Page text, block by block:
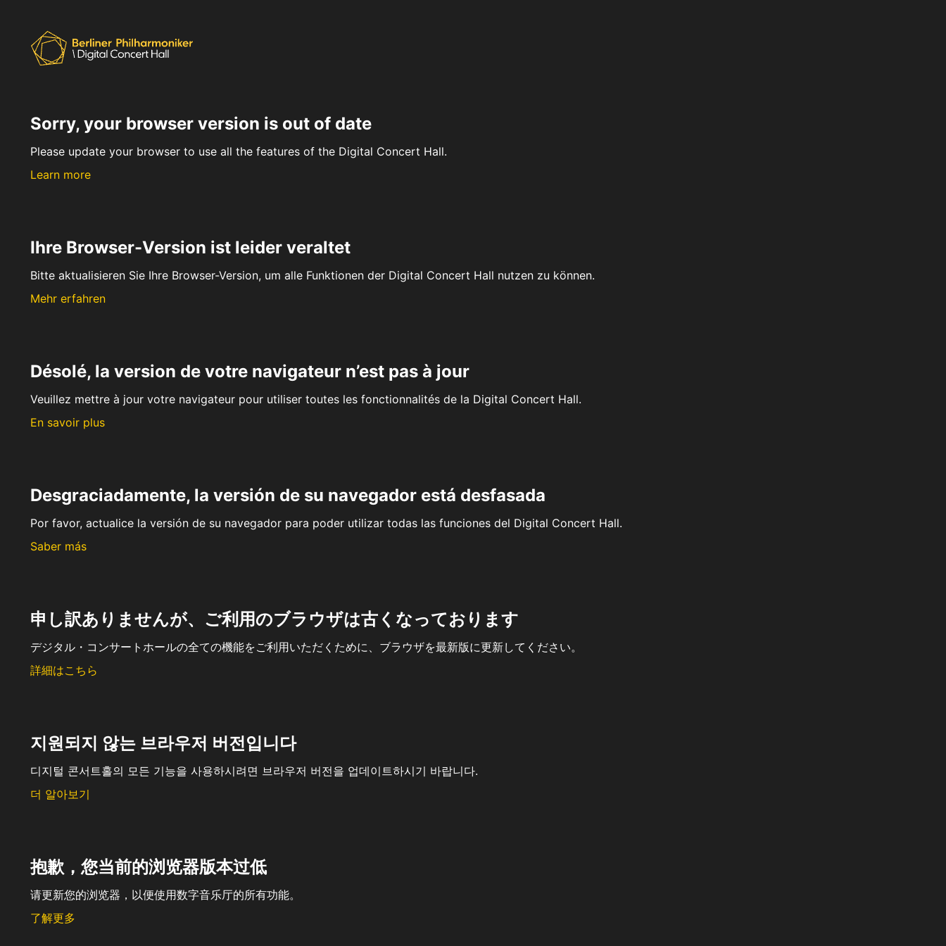
Sorry, your browser version is out of date
Please update your browser to use all the features of the Digital Concert Hall.
Learn more
Ihre Browser-Version ist leider veraltet
Bitte aktualisieren Sie Ihre Browser-Version, um alle Funktionen der Digital Concert Hall nutzen zu können.
Mehr erfahren
Désolé, la version de votre navigateur n’est pas à jour
Veuillez mettre à jour votre navigateur pour utiliser toutes les fonctionnalités de la Digital Concert Hall.
En savoir plus
Desgraciadamente, la versión de su navegador está desfasada
Por favor, actualice la versión de su navegador para poder utilizar todas las funciones del Digital Concert Hall.
Saber más
申し訳ありませんが、ご利用のブラウザは古くなっております
デジタル・コンサートホールの全ての機能をご利用いただくために、ブラウザを最新版に更新してください。
詳細はこちら
지원되지 않는 브라우저 버전입니다
디지털 콘서트홀의 모든 기능을 사용하시려면 브라우저 버전을 업데이트하시기 바랍니다.
더 알아보기
抱歉，您当前的浏览器版本过低
请更新您的浏览器，以便使用数字音乐厅的所有功能。
了解更多